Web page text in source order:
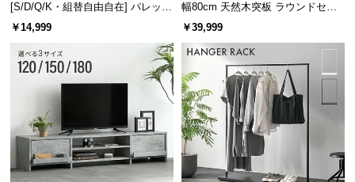
[S/D/Q/K・組替自由自在] パレット
ベッド 8/12/16枚セット
￥14,999
幅80cm 天然木突板 ラウンドセン
ターテーブル 美しい格子デザイン
￥39,999